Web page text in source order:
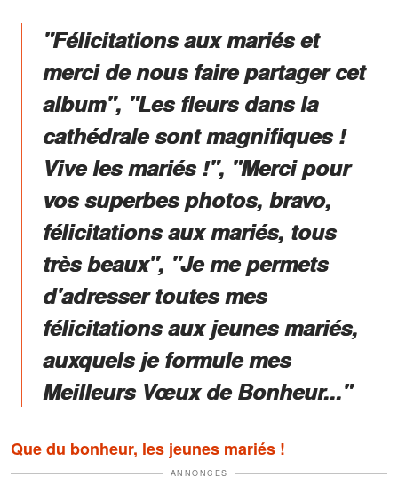
"Félicitations aux mariés et
merci de nous faire partager cet
album", "Les fleurs dans la
cathédrale sont magnifiques !
Vive les mariés !", "Merci pour
vos superbes photos, bravo,
félicitations aux mariés, tous
très beaux", "Je me permets
d'adresser toutes mes
félicitations aux jeunes mariés,
auxquels je formule mes
Meilleurs Vœux de Bonheur..."
Que du bonheur, les jeunes mariés !
ANNONCES